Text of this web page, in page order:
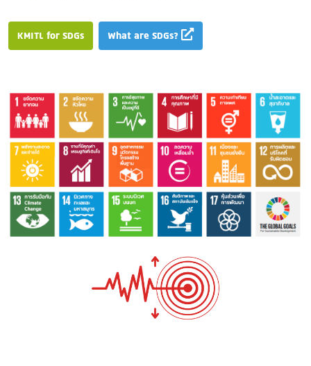
KMITL for SDGs What are SDGs?
Image